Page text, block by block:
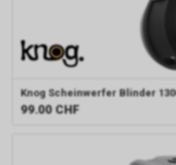
Knog Scheinwerfer Blinder
99.00 CHF